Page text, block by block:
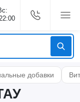
добавки